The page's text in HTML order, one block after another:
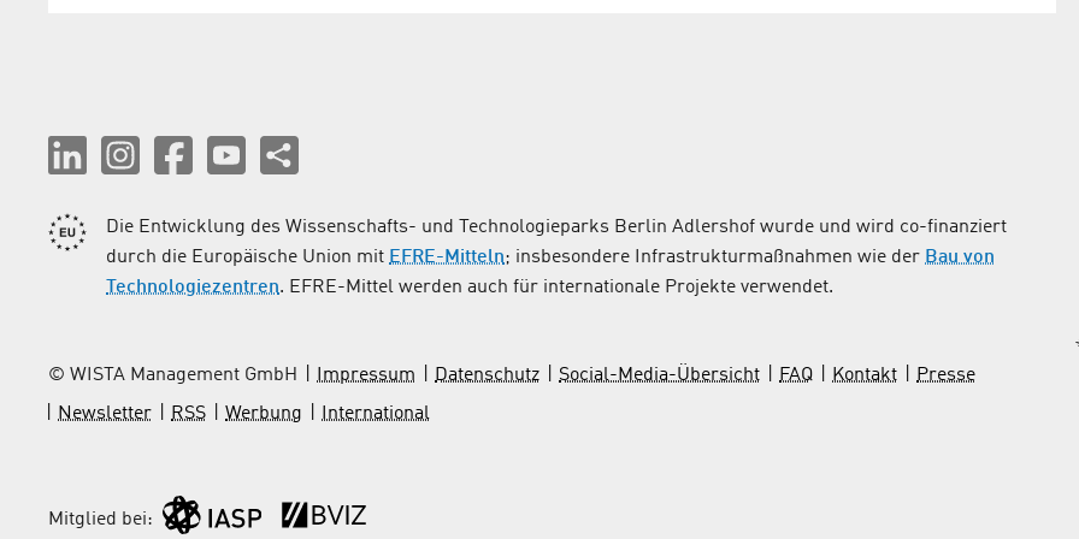
Die Entwicklung des Wissenschafts- und Technologieparks Berlin Adlershof wurde und wird co-finanziert
durch die Europäische Union mit EFRE-Mitteln; insbesondere Infrastrukturmaßnahmen wie der Bau von
Technologiezentren. EFRE-Mittel werden auch für internationale Projekte verwendet.
© WISTA Management GmbH Impressum Datenschutz Social-Media-Übersicht FAQ Kontakt
Presse
Newsletter
RSS Werbung International
Mitglied bei: